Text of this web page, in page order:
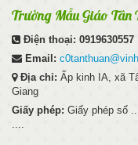
Trường Mẫu Giáo Tân
Điện thoại: 0919630557
Email:
Địa chỉ: Ấp kinh IA, xã
Giang
Giấy phép: Giấy phép số